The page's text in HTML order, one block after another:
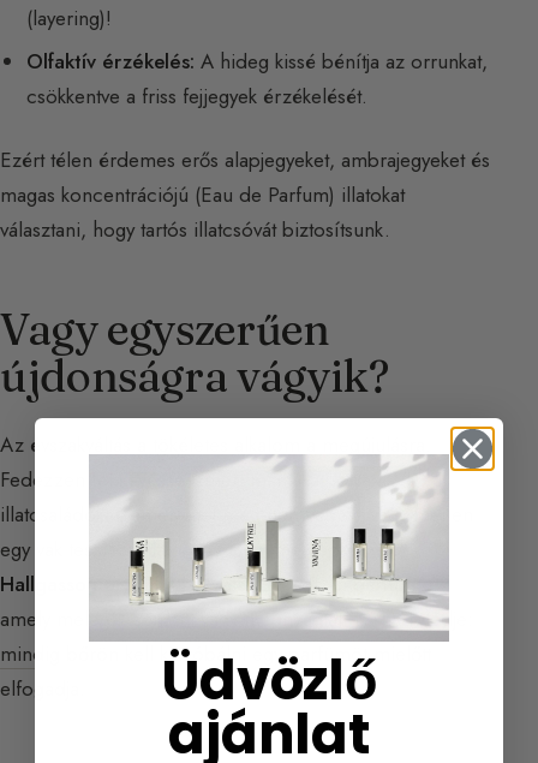
(layering)!
Olfaktív érzékelés: A hideg kissé bénítja az orrunkat,
csökkentve a friss fejjegyek érzékelését.
Ezért télen érdemes erős alapjegyeket, ambrajegyeket és
magas koncentrációjú (Eau de Parfum) illatokat
választani, hogy tartós illatcsóvát biztosítsunk.
Vagy egyszerűen
újdonságra vágyik?
Az évszakváltás a tökéletes alkalom a megújulásra.
Fedezzen fel
kevéssé ismert márkákat
, olyan
illatcsaládokat, amelyeket még nem ismer, vagy merjen
egy
vak tesztet
vállalni egy igazi meglepetésért.
Hallgasson érzelmeire.Válasszon olyan parfümöt,
amely melegít, serkent vagy megnyugtat. És ne feledje:
mindig bőrön kell kipróbálni egy parfümötmielőtt
elfogadja.
Üdvözlő
ajánlat